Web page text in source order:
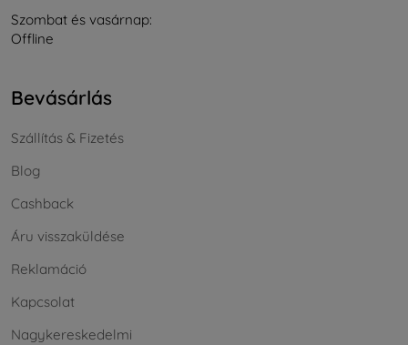
Szombat és vasárnap:
Offline
Bevásárlás
Szállítás & Fizetés
Blog
Cashback
Áru visszaküldése
Reklamáció
Kapcsolat
Nagykereskedelmi